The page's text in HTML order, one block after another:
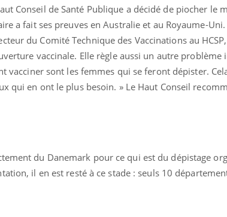
Conseil de Santé Publique a décidé de piocher le
a fait ses preuves en Australie et au Royaume-
du Comité Technique des Vaccinations au
vaccinale. Elle règle aussi un autre problème
vacciner sont les femmes qui se feront dépister.
qui en ont le plus besoin. » Le Haut Conseil
du Danemark pour ce qui est du dépistage
il en est resté à ce stade : seuls 10